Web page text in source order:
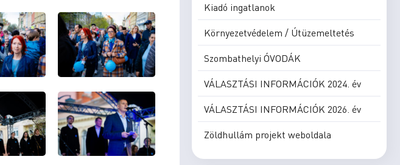
Kiadó ingatlanok
Környezetvédelem / Útüzemeltetés
Szombathelyi ÓVODÁK
VÁLASZTÁSI INFORMÁCIÓK 2024. év
VÁLASZTÁSI INFORMÁCIÓK 2026. év
Zöldhullám projekt weboldala